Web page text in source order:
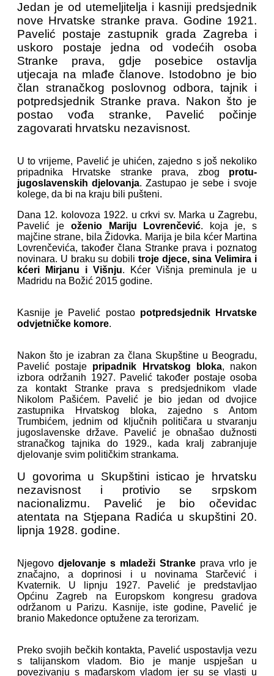
Jedan je od utemeljitelja i kasniji predsjednik
nove Hrvatske stranke prava. Godine 1921.
Pavelić postaje zastupnik grada Zagreba i
uskoro postaje jedna od vodećih osoba
Stranke prava, gdje posebice ostavlja
utjecaja na mlađe članove. Istodobno je bio
član stranačkog poslovnog odbora, tajnik i
potpredsjednik Stranke prava. Nakon što je
postao vođa stranke, Pavelić počinje
zagovarati hrvatsku nezavisnost.
U to vrijeme, Pavelić je uhićen, zajedno s još nekoliko
pripadnika Hrvatske stranke prava, zbog protu-
jugoslavenskih djelovanja. Zastupao je sebe i svoje
kolege, da bi na kraju bili pušteni.
Dana 12. kolovoza 1922. u crkvi sv. Marka u Zagrebu,
Pavelić je oženio Mariju Lovrenčević. koja je, s
majčine strane, bila Židovka. Marija je bila kćer Martina
Lovrenčevića, također člana Stranke prava i poznatog
novinara. U braku su dobili troje djece, sina Velimira i
kćeri Mirjanu i Višnju. Kćer Višnja preminula je u
Madridu na Božić 2015 godine.
Kasnije je Pavelić postao potpredsjednik Hrvatske
odvjetničke komore.
Nakon što je izabran za člana Skupštine u Beogradu,
Pavelić postaje pripadnik Hrvatskog bloka, nakon
izbora održanih 1927. Pavelić također postaje osoba
za kontakt Stranke prava s predsjednikom vlade
Nikolom Pašićem. Pavelić je bio jedan od dvojice
zastupnika Hrvatskog bloka, zajedno s Antom
Trumbićem, jednim od ključnih političara u stvaranju
jugoslavenske države. Pavelić je obnašao dužnosti
stranačkog tajnika do 1929., kada kralj zabranjuje
djelovanje svim političkim strankama.
U govorima u Skupštini isticao je hrvatsku
nezavisnost i protivio se srpskom
nacionalizmu. Pavelić je bio očevidac
atentata na Stjepana Radića u skupštini 20.
lipnja 1928. godine.
Njegovo djelovanje s mladeži Stranke prava vrlo je
značajno, a doprinosi i u novinama Starčević i
Kvaternik. U lipnju 1927. Pavelić je predstavljao
Općinu Zagreb na Europskom kongresu gradova
održanom u Parizu. Kasnije, iste godine, Pavelić je
branio Makedonce optužene za terorizam.
Preko svojih bečkih kontakta, Pavelić uspostavlja vezu
s talijanskom vladom. Bio je manje uspješan u
povezivanju s mađarskom vladom jer su se vlasti u